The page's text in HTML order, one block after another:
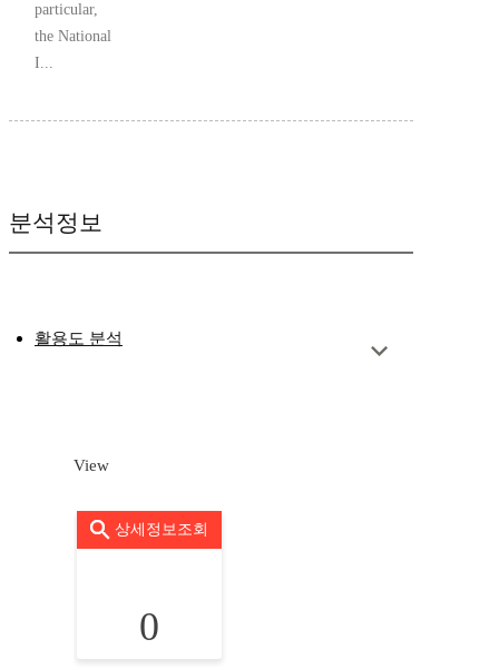
particular,
the National
I...
분석정보
활용도 분석
View
상세정보조회
0